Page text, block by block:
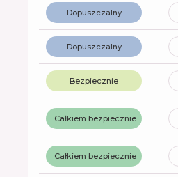
Dopuszczalny
Dopuszczalny
Bezpiecznie
Całkiem bezpiecznie
Całkiem bezpiecznie